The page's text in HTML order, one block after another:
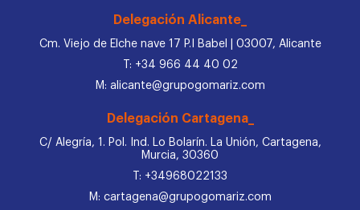
Delegación Alicante_
Cm. Viejo de Elche nave 17 P.I Babel | 03007, Alicante
T: +34 966 44 40 02
M: alicante@grupogomariz.com
Delegación Cartagena_
C/ Alegría, 1. Pol. Ind. Lo Bolarín. La Unión, Cartagena,
Murcia, 30360
T: +34968022133
M: cartagena@grupogomariz.com